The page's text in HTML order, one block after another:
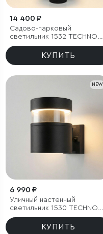
14 400 ₽
Садово-парковый
светильник 1532 TECHNO
LED 3000K чёрный
КУПИТЬ
NEW
6 990 ₽
Уличный настенный
светильник 1530 TECHNO
LED 3000K чёрный
КУПИТЬ